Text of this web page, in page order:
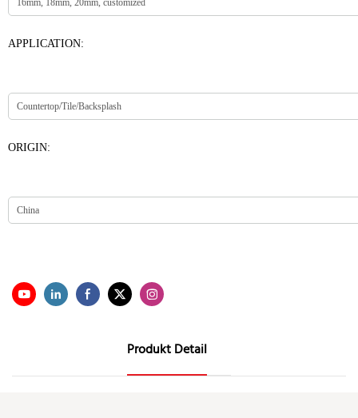
APPLICATION:
ORIGIN:
Produkt Detail